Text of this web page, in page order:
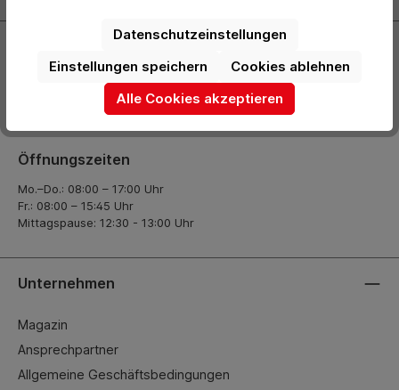
+49 (0) 2261-7099 14
info@hermann-direkt.de
Öffnungszeiten
Mo.–Do.: 08:00 – 17:00 Uhr
Fr.: 08:00 – 15:45 Uhr
Mittagspause: 12:30 - 13:00 Uhr
Unternehmen
Magazin
Ansprechpartner
Allgemeine Geschäftsbedingungen
Datenschutzeinstellungen
Cookies ablehnen
Einstellungen speichern
Alle Cookies akzeptieren